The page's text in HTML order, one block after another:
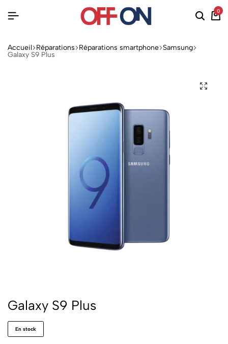
0
Accueil Réparations Réparations smartphone Samsung
Galaxy S9 Plus
Galaxy S9 Plus
En stock